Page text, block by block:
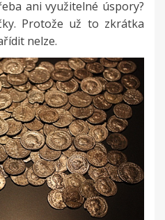
ani využitelné úspory?
Protože už to zkrátka
nelze.